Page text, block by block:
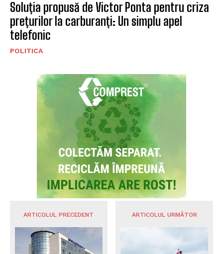
Soluția propusă de Victor Ponta pentru criza
prețurilor la carburanți: Un simplu apel
telefonic
POLITICA
ARTICOLUL PRECEDENT ARTICOLUL URMĂTOR